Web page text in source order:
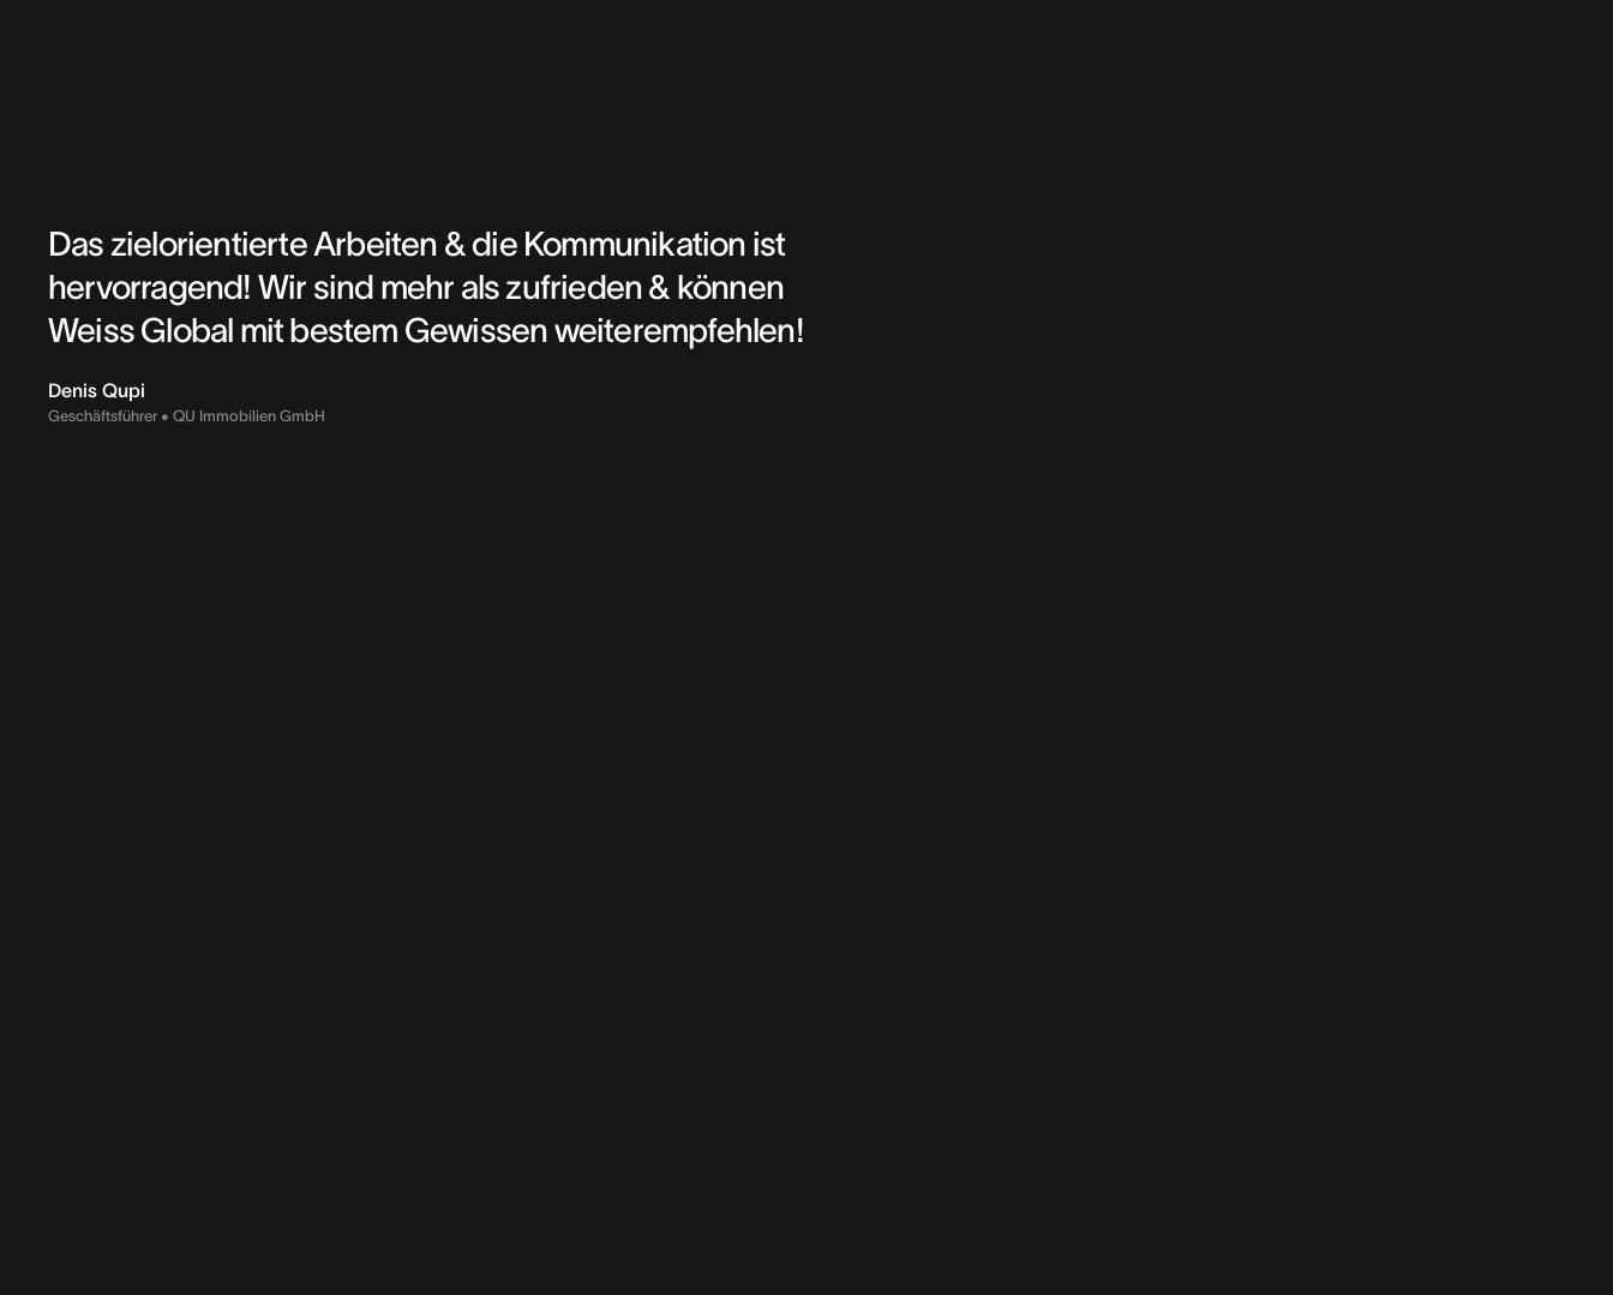
Das zielorientierte Arbeiten & die Kommunikation ist
hervorragend! Wir sind mehr als zufrieden & können
Weiss Global mit bestem Gewissen weiterempfehlen!
Denis Qupi
Geschäftsführer • QU Immobilien GmbH